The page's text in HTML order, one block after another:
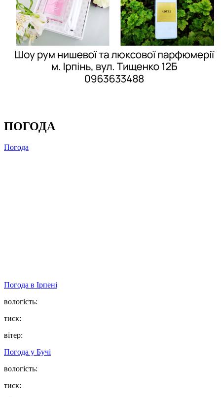
ПОГОДА
Погода
Погода в Ірпені
вологість:
тиск:
вітер:
Погода у Бучі
вологість:
тиск: